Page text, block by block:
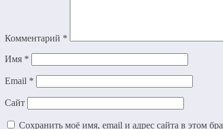
Комментарий *
Имя *
Email *
Сайт
Сохранить моё имя, email и адрес сайта в этом